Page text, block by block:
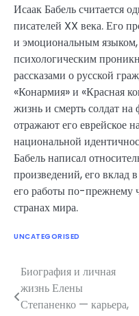
Исаак Бабель считается
писателей XX века. Его
и эмоциональным
психологическим
рассказами о русской
«Конармия» и «Красная
жизнь и смерть солдат
отражают его еврейское
национальной
Бабель написал
произведений, его вклад
его работы по-прежнему
странах мира.
UNCATEGORISED
Навигация
по
Биография и личная
жизнь Елены
Степаненко — карьера,